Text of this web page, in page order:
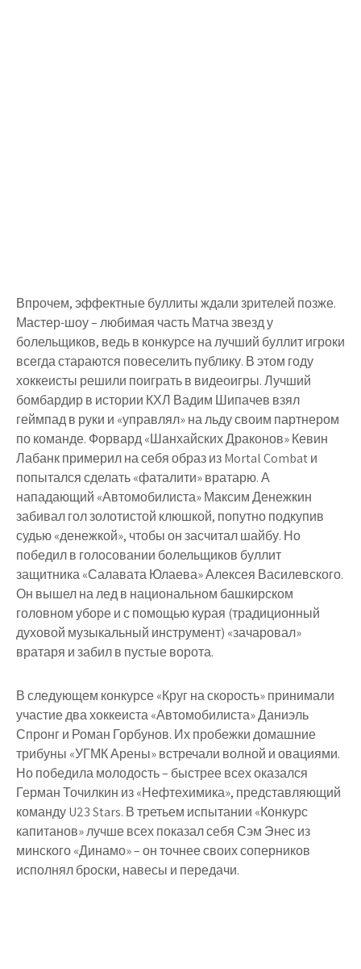
Впрочем, эффектные буллиты ждали зрителей позже.
Мастер-шоу – любимая часть Матча звезд у
болельщиков, ведь в конкурсе на лучший буллит игроки
всегда стараются повеселить публику. В этом году
хоккеисты решили поиграть в видеоигры. Лучший
бомбардир в истории КХЛ Вадим Шипачев взял
геймпад в руки и «управлял» на льду своим партнером
по команде. Форвард «Шанхайских Драконов» Кевин
Лабанк примерил на себя образ из Mortal Combat и
попытался сделать «фаталити» вратарю. А
нападающий «Автомобилиста» Максим Денежкин
забивал гол золотистой клюшкой, попутно подкупив
судью «денежкой», чтобы он засчитал шайбу. Но
победил в голосовании болельщиков буллит
защитника «Салавата Юлаева» Алексея Василевского.
Он вышел на лед в национальном башкирском
головном уборе и с помощью курая (традиционный
духовой музыкальный инструмент) «зачаровал»
вратаря и забил в пустые ворота.
В следующем конкурсе «Круг на скорость» принимали
участие два хоккеиста «Автомобилиста» Даниэль
Спронг и Роман Горбунов. Их пробежки домашние
трибуны «УГМК Арены» встречали волной и овациями.
Но победила молодость – быстрее всех оказался
Герман Точилкин из «Нефтехимика», представляющий
команду U23 Stars. В третьем испытании «Конкурс
капитанов» лучше всех показал себя Сэм Энес из
минского «Динамо» – он точнее своих соперников
исполнял броски, навесы и передачи.